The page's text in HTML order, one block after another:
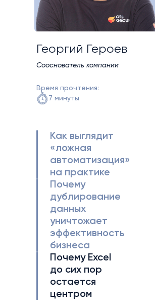
Георгий Героев
Сооснователь компании
Время прочтения:
7 минуты
Как выглядит
«ложная
автоматизация»
на практике
Почему
дублирование
данных
уничтожает
эффективность
бизнеса
Почему Excel
до сих пор
остается
центром